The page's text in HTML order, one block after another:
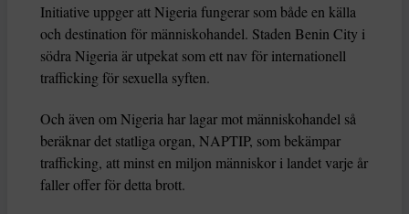
Initiative uppger att Nigeria fungerar som både en källa
och destination för människohandel. Staden Benin City i
södra Nigeria är utpekat som ett nav för internationell
trafficking för sexuella syften.
Och även om Nigeria har lagar mot människohandel så
beräknar det statliga organ, NAPTIP, som bekämpar
trafficking, att minst en miljon människor i landet varje år
faller offer för detta brott.